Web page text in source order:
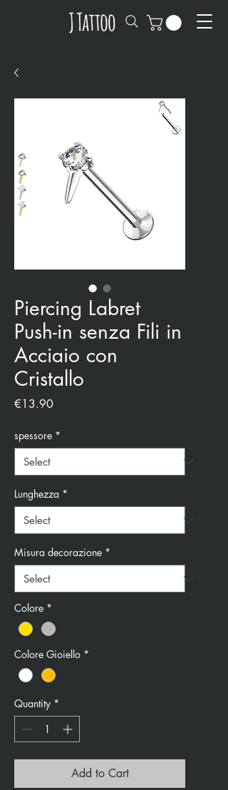
Piercing Labret
Push-in senza Fili in
Acciaio con
Cristallo
€13.90Price
spessore *
Lunghezza *
Misura decorazione *
Colore *
Colore Gioiello *
Quantity *
Add to Cart